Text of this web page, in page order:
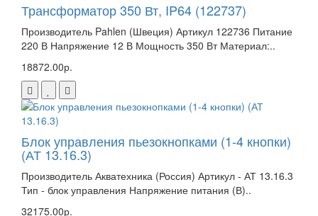
Трансформатор 350 Вт, IP64 (122737)
Производитель Pahlen (Швеция) Артикул 122736 Питание
220 В Напряжение 12 В Мощность 350 Вт Материал:..
18872.00р.
Блок управления пьезокнопками (1-4 кнопки)
(АТ 13.16.3)
Производитель Акватехника (Россия) Артикул - АТ 13.16.3
Тип - блок управления Напряжение питания (В)..
32175.00р.